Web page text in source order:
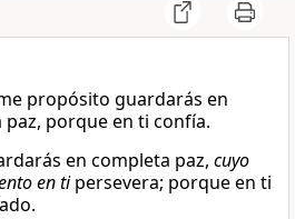
propósito guardarás en
paz, porque en ti confía.
en completa paz, cuyo
en tipersevera; porque en ti